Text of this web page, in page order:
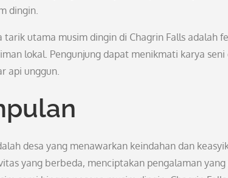
dingin.
tarik utama musim dingin di Chagrin Falls adalah
lokal. Pengunjung dapat menikmati karya
api unggun.
desa yang menawarkan keindahan dan
yang berbeda, menciptakan pengalaman